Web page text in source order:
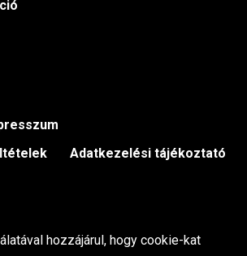
Adatkezelési tájékoztató
hozzájárul, hogy cookie-kat